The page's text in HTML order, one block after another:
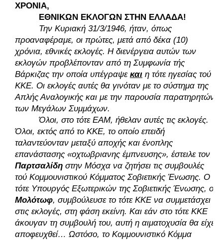
ΧΡΟΝΙΑ,
ΕΘΝΙΚΩΝ ΕΚΛΟΓΩΝ ΣΤΗΝ ΕΛΛΑΔΑ!
Την Κυριακή 31/3/1946, ήταν, όπως
προαναφέραμε, οι πρώτες, μετά από δέκα (10)
χρόνια, εθνικές εκλογές. Η διενέργεια αυτών των
εκλογών προβλέπονταν από τη Συμφωνία τής
Βάρκιζας την οποία υπέγραψε και η τότε ηγεσίας τού
ΚΚΕ. Οι εκλογές αυτές θα γινόταν με το σύστημα της
Απλής Αναλογικής και με την παρουσία παρατηρητών
των Μεγάλων Συμμάχων.
Όλοι, στο τότε ΕΑΜ, ήθελαν αυτές τις εκλογές.
Όλοι, εκτός από το ΚΚΕ, το οποίο επειδή
ταλαντεύονταν μεταξύ αποχής και ένοπλης
Παρτσαλίδη στην Μόσχα να ζητήσει τις συμβουλές
τού Κομμουνιστικού Κόμματος Σοβιετικής Ένωσης. Ο
Μολότωφ, συμβούλευσε το τότε ΚΚΕ να συμμετάσχει
στις εκλογές, στη φάση εκείνη. Και εάν στο τότε ΚΚΕ
άκουγαν τη συμβουλή του, αυτή η αιματοχυσία θα είχε
αποφευχθεί… Ωστόσο, το Κομμουνιστικό Κόμμα